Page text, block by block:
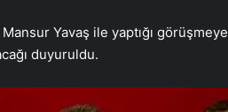
Yavaş ile yaptığı görüşmeye
duyuruldu.